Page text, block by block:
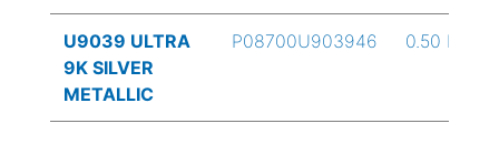
U9039 ULTRA
9K SILVER
METALLIC
P08700U903946 0.50 L